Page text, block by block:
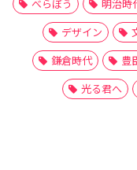
べらぼう
明治時
デザイン
鎌倉時代
豊
光る君へ